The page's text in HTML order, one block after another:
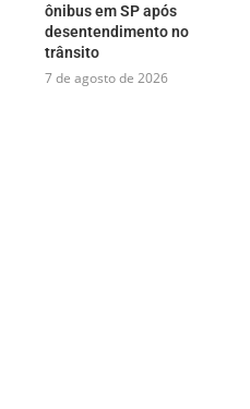
ônibus em SP após
desentendimento no
trânsito
7 de agosto de 2026